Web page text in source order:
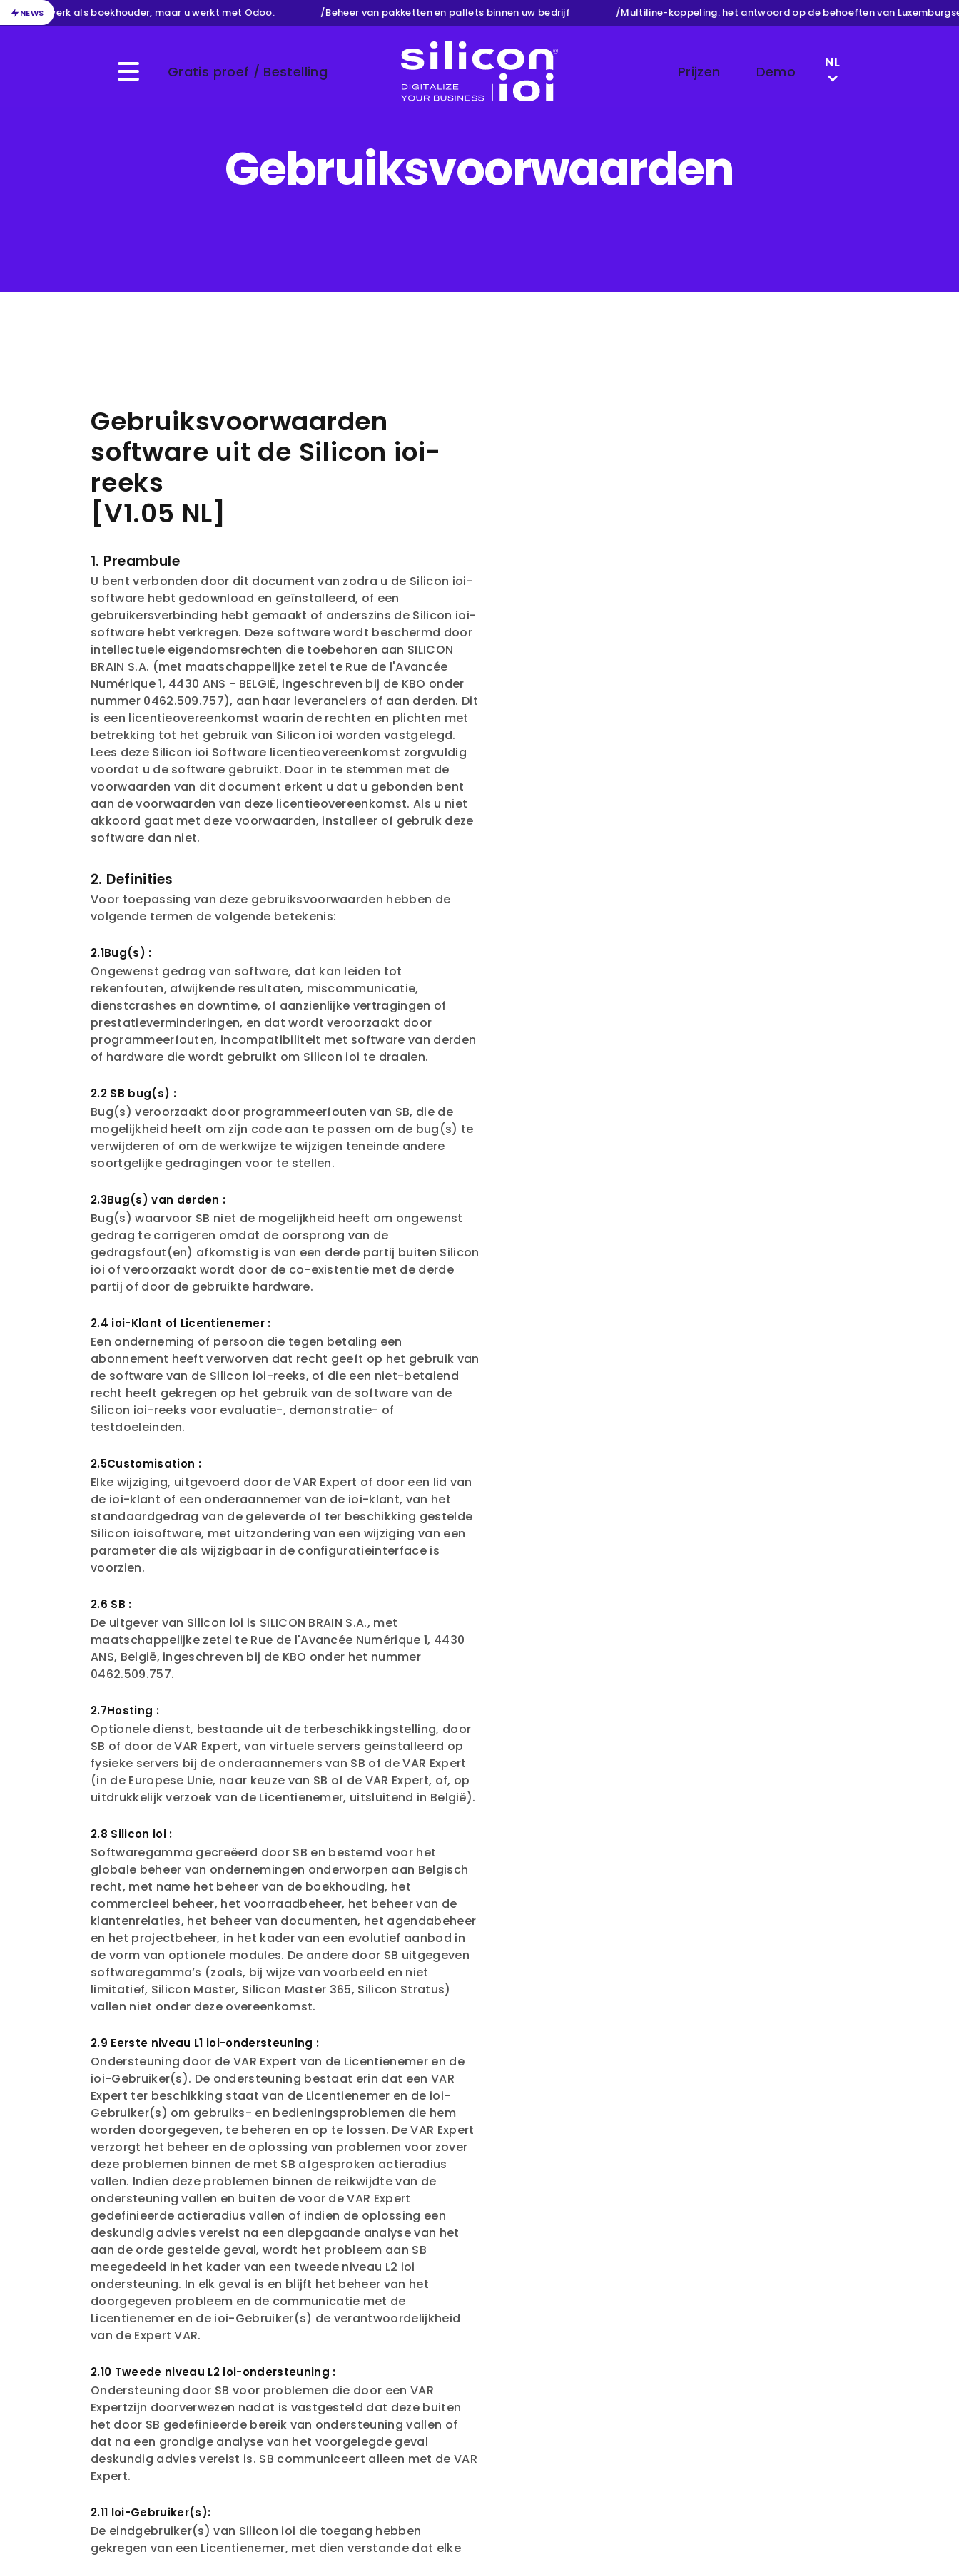
NEWS
uw werk als boekhouder, maar u werkt met Odoo. Beheer van pakketten en pallets binnen uw bedrijf Multiline-koppeling: het antwoord op de behoeften van Luxemburgse
Menu Gratis proef / Bestelling Prijzen Demo
LANGUAGE SWITCH
NL
Gebruiksvoorwaarden
Gebruiksvoorwaarden
software uit de Silicon ioi-
reeks
[V1.05 NL]
1. Preambule
U bent verbonden door dit document van zodra u de Silicon ioi-
software hebt gedownload en geïnstalleerd, of een
gebruikersverbinding hebt gemaakt of anderszins de Silicon ioi-
software hebt verkregen. Deze software wordt beschermd door
intellectuele eigendomsrechten die toebehoren aan SILICON
BRAIN S.A. (met maatschappelijke zetel te Rue de l'Avancée
Numérique 1, 4430 ANS - BELGIË, ingeschreven bij de KBO onder
nummer 0462.509.757), aan haar leveranciers of aan derden. Dit
is een licentieovereenkomst waarin de rechten en plichten met
betrekking tot het gebruik van Silicon ioi worden vastgelegd.
Lees deze Silicon ioi Software licentieovereenkomst zorgvuldig
voordat u de software gebruikt. Door in te stemmen met de
voorwaarden van dit document erkent u dat u gebonden bent
aan de voorwaarden van deze licentieovereenkomst. Als u niet
akkoord gaat met deze voorwaarden, installeer of gebruik deze
software dan niet.
2. Definities
Voor toepassing van deze gebruiksvoorwaarden hebben de
volgende termen de volgende betekenis:
2.1Bug(s) :
Ongewenst gedrag van software, dat kan leiden tot
rekenfouten, afwijkende resultaten, miscommunicatie,
dienstcrashes en downtime, of aanzienlijke vertragingen of
prestatieverminderingen, en dat wordt veroorzaakt door
programmeerfouten, incompatibiliteit met software van derden
of hardware die wordt gebruikt om Silicon ioi te draaien.
2.2 SB bug(s) :
Bug(s) veroorzaakt door programmeerfouten van SB, die de
mogelijkheid heeft om zijn code aan te passen om de bug(s) te
verwijderen of om de werkwijze te wijzigen teneinde andere
soortgelijke gedragingen voor te stellen.
2.3Bug(s) van derden :
Bug(s) waarvoor SB niet de mogelijkheid heeft om ongewenst
gedrag te corrigeren omdat de oorsprong van de
gedragsfout(en) afkomstig is van een derde partij buiten Silicon
ioi of veroorzaakt wordt door de co-existentie met de derde
partij of door de gebruikte hardware.
2.4 ioi-Klant of Licentienemer :
Een onderneming of persoon die tegen betaling een
abonnement heeft verworven dat recht geeft op het gebruik van
de software van de Silicon ioi-reeks, of die een niet-betalend
recht heeft gekregen op het gebruik van de software van de
Silicon ioi-reeks voor evaluatie-, demonstratie- of
testdoeleinden.
2.5Customisation :
Elke wijziging, uitgevoerd door de VAR Expert of door een lid van
de ioi-klant of een onderaannemer van de ioi-klant, van het
standaardgedrag van de geleverde of ter beschikking gestelde
Silicon ioisoftware, met uitzondering van een wijziging van een
parameter die als wijzigbaar in de configuratieinterface is
voorzien.
2.6 SB :
De uitgever van Silicon ioi is SILICON BRAIN S.A., met
maatschappelijke zetel te Rue de l'Avancée Numérique 1, 4430
ANS, België, ingeschreven bij de KBO onder het nummer
0462.509.757.
2.7Hosting :
Optionele dienst, bestaande uit de terbeschikkingstelling, door
SB of door de VAR Expert, van virtuele servers geïnstalleerd op
fysieke servers bij de onderaannemers van SB of de VAR Expert
(in de Europese Unie, naar keuze van SB of de VAR Expert, of, op
uitdrukkelijk verzoek van de Licentienemer, uitsluitend in België).
2.8 Silicon ioi :
Softwaregamma gecreëerd door SB en bestemd voor het
globale beheer van ondernemingen onderworpen aan Belgisch
recht, met name het beheer van de boekhouding, het
commercieel beheer, het voorraadbeheer, het beheer van de
klantenrelaties, het beheer van documenten, het agendabeheer
en het projectbeheer, in het kader van een evolutief aanbod in
de vorm van optionele modules. De andere door SB uitgegeven
softwaregamma’s (zoals, bij wijze van voorbeeld en niet
limitatief, Silicon Master, Silicon Master 365, Silicon Stratus)
vallen niet onder deze overeenkomst.
2.9 Eerste niveau L1 ioi-ondersteuning :
Ondersteuning door de VAR Expert van de Licentienemer en de
ioi-Gebruiker(s). De ondersteuning bestaat erin dat een VAR
Expert ter beschikking staat van de Licentienemer en de ioi-
Gebruiker(s) om gebruiks- en bedieningsproblemen die hem
worden doorgegeven, te beheren en op te lossen. De VAR Expert
verzorgt het beheer en de oplossing van problemen voor zover
deze problemen binnen de met SB afgesproken actieradius
vallen. Indien deze problemen binnen de reikwijdte van de
ondersteuning vallen en buiten de voor de VAR Expert
gedefinieerde actieradius vallen of indien de oplossing een
deskundig advies vereist na een diepgaande analyse van het
aan de orde gestelde geval, wordt het probleem aan SB
meegedeeld in het kader van een tweede niveau L2 ioi
ondersteuning. In elk geval is en blijft het beheer van het
doorgegeven probleem en de communicatie met de
Licentienemer en de ioi-Gebruiker(s) de verantwoordelijkheid
van de Expert VAR.
2.10 Tweede niveau L2 ioi-ondersteuning :
Ondersteuning door SB voor problemen die door een VAR
Expertzijn doorverwezen nadat is vastgesteld dat deze buiten
het door SB gedefinieerde bereik van ondersteuning vallen of
dat na een grondige analyse van het voorgelegde geval
deskundig advies vereist is. SB communiceert alleen met de VAR
Expert.
2.11 Ioi-Gebruiker(s):
De eindgebruiker(s) van Silicon ioi die toegang hebben
gekregen van een Licentienemer, met dien verstande dat elke